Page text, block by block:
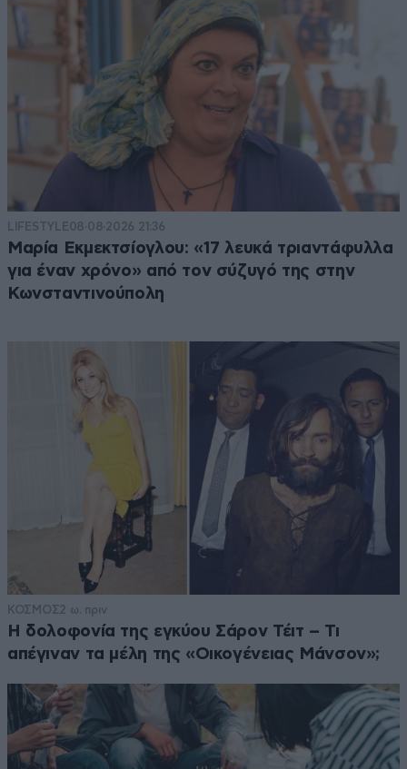
LIFESTYLE08·08·2026 21:36
Μαρία Εκμεκτσίογλου: «17 λευκά τριαντάφυλλα
για έναν χρόνο» από τον σύζυγό της στην
Κωνσταντινούπολη
ΚΟΣΜΟΣ2 ω. πριν
Η δολοφονία της εγκύου Σάρον Τέιτ – Τι
απέγιναν τα μέλη της «Οικογένειας Μάνσον»;